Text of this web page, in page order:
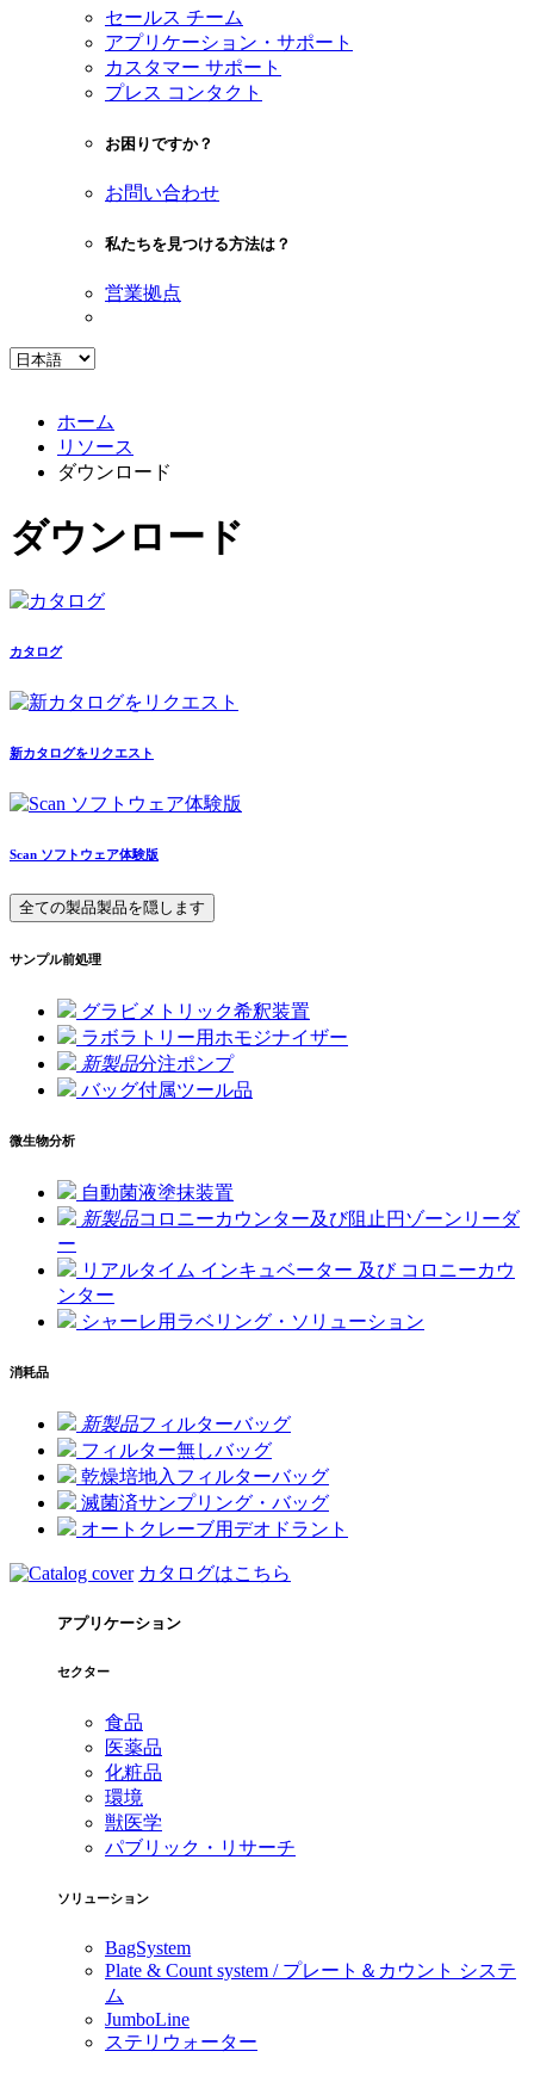
セールス チーム
アプリケーション・サポート
カスタマー サポート
プレス コンタクト
お困りですか？
お問い合わせ
私たちを見つける方法は？
営業拠点
ホーム
リソース
ダウンロード
ダウンロード
カタログ
新カタログをリクエスト
Scan ソフトウェア体験版
全ての製品製品を隠します
サンプル前処理
グラビメトリック希釈装置
ラボラトリー用ホモジナイザー
新製品分注ポンプ
バッグ付属ツール品
微生物分析
自動菌液塗抹装置
新製品コロニーカウンター及び阻止円ゾーンリーダ
ー
リアルタイム インキュベーター 及び コロニーカウ
ンター
シャーレ用ラベリング・ソリューション
消耗品
新製品フィルターバッグ
フィルター無しバッグ
乾燥培地入フィルターバッグ
滅菌済サンプリング・バッグ
オートクレーブ用デオドラント
カタログはこちら
アプリケーション
セクター
食品
医薬品
化粧品
環境
獣医学
パブリック・リサーチ
ソリューション
BagSystem
Plate & Count system / プレート＆カウント システ
ム
JumboLine
ステリウォーター